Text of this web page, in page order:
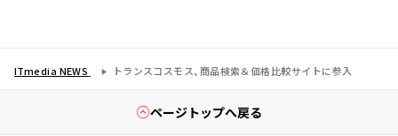
ITmedia NEWS トランスコスモス、商品検索＆価格比較サイトに参入
ページトップへ戻る